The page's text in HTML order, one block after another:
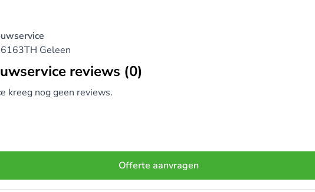
Geleen
reviews (0)
kreeg nog geen reviews.
Offerte aanvragen